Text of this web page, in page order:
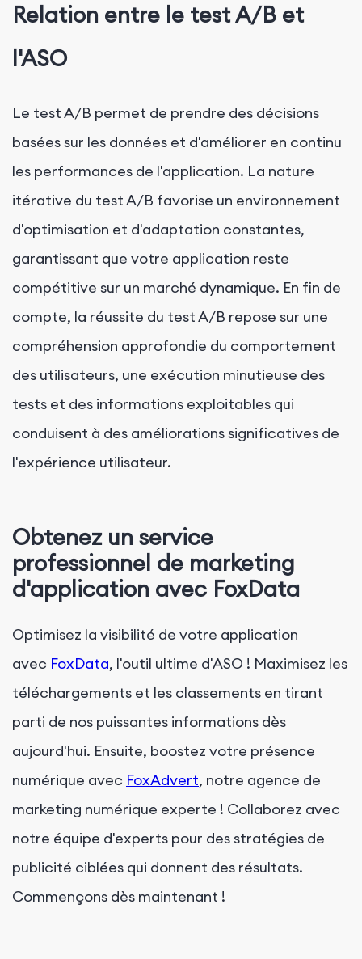
Relation entre le test A/B et
l'ASO
Le test A/B permet de prendre des décisions
basées sur les données et d'améliorer en continu
les performances de l'application. La nature
itérative du test A/B favorise un environnement
d'optimisation et d'adaptation constantes,
garantissant que votre application reste
compétitive sur un marché dynamique. En fin de
compte, la réussite du test A/B repose sur une
compréhension approfondie du comportement
des utilisateurs, une exécution minutieuse des
tests et des informations exploitables qui
conduisent à des améliorations significatives de
l'expérience utilisateur.
Obtenez un service
professionnel de marketing
d'application avec FoxData
Optimisez la visibilité de votre application
avec FoxData, l'outil ultime d'ASO ! Maximisez les
téléchargements et les classements en tirant
parti de nos puissantes informations dès
aujourd'hui. Ensuite, boostez votre présence
numérique avec FoxAdvert, notre agence de
marketing numérique experte ! Collaborez avec
notre équipe d'experts pour des stratégies de
publicité ciblées qui donnent des résultats.
Commençons dès maintenant !